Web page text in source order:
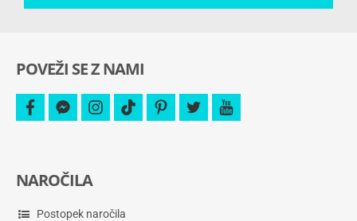
POVEŽI SE Z NAMI
facebookfacebook-
messenger
instagram
tiktokpinterest
twitteryoutube
NAROČILA
Postopek naročila